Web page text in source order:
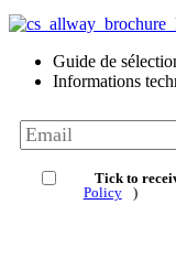
Guide de
Informations
Tick to
Policy
)